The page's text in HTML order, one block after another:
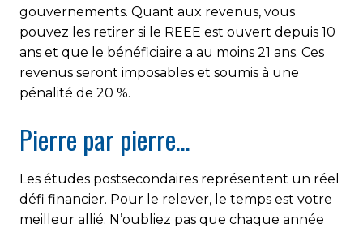
gouvernements. Quant aux revenus, vous
pouvez les retirer si le REEE est ouvert depuis 10
ans et que le bénéficiaire a au moins 21 ans. Ces
revenus seront imposables et soumis à une
pénalité de 20 %.
Pierre par pierre…
Les études postsecondaires représentent un réel
défi financier. Pour le relever, le temps est votre
meilleur allié. N’oubliez pas que chaque année